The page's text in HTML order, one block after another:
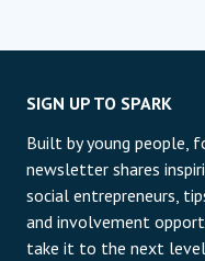
SIGN UP TO SPARK
Built by young people,
newsletter shares
social entrepreneurs,
and involvement
take it to the next